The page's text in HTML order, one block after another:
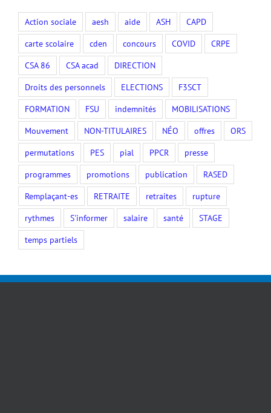
Action sociale aesh aide ASH
CAPD
carte scolaire
cden concours COVID
CRPE
CSA 86
CSA acad
DIRECTION
Droits des personnels
ELECTIONS
F3SCT
FORMATION
FSU indemnités
MOBILISATIONS
Mouvement
NON-TITULAIRES NÉO offres
ORS
permutations
PES pial PPCR
presse
programmes
promotions publication
RASED
Remplaçant-es
RETRAITE retraites
rupture
rythmes
S'informer salaire santé
STAGE
temps partiels